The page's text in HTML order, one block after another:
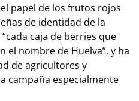
papel de los frutos rojos
de identidad de la
caja de berries que
el nombre de Huelva”, y ha
de agricultores y
campaña especialmente